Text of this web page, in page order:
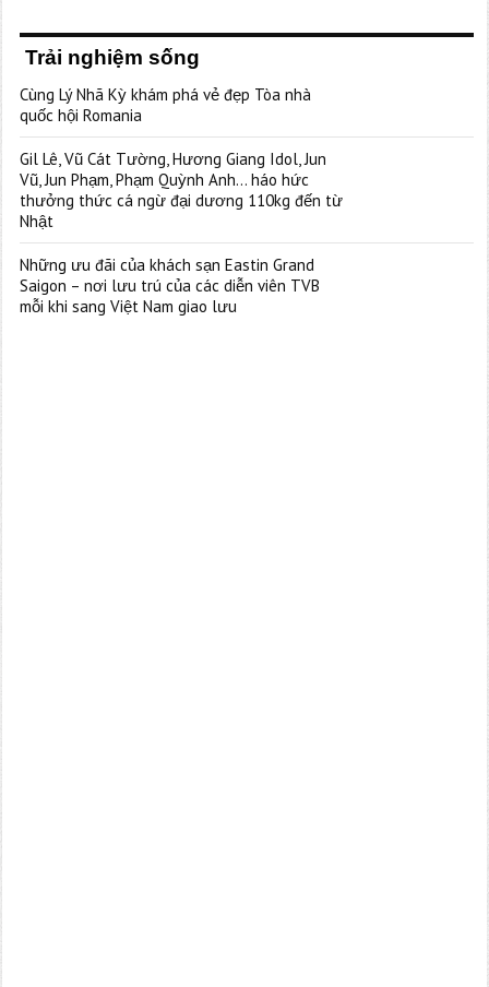
Trải nghiệm sống
Cùng Lý Nhã Kỳ khám phá vẻ đẹp Tòa nhà
quốc hội Romania
Gil Lê, Vũ Cát Tường, Hương Giang Idol, Jun
Vũ, Jun Phạm, Phạm Quỳnh Anh… háo hức
thưởng thức cá ngừ đại dương 110kg đến từ
Nhật
Những ưu đãi của khách sạn Eastin Grand
Saigon – nơi lưu trú của các diễn viên TVB
mỗi khi sang Việt Nam giao lưu